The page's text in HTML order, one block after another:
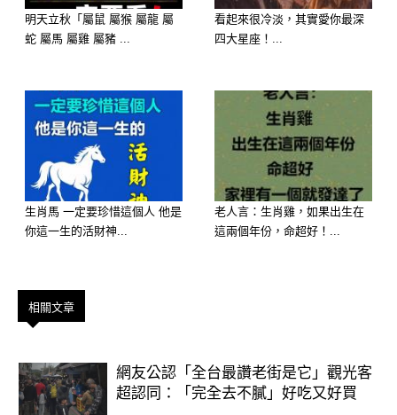
明天立秋「屬鼠 屬猴 屬龍 屬
蛇 屬馬 屬雞 屬豬 ...
看起來很冷淡，其實愛你最深
四大星座！...
生肖馬 一定要珍惜這個人 他是
你這一生的活財神...
老人言：生肖雞，如果出生在
這兩個年份，命超好！...
相關文章
網友公認「全台最讚老街是它」觀光客
超認同：「完全去不膩」好吃又好買